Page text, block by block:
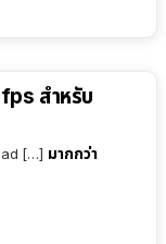
สำหรับ
[…] มากกว่า